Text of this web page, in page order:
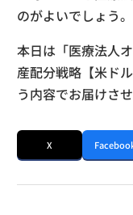
のがよいでしょう。
本日は「医療法人
産配分戦略【米ド
う内容でお届けさ
X